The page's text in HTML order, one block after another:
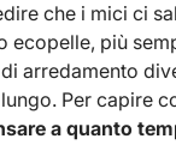
che i mici ci
più
arredamento
Per capire
a quanto